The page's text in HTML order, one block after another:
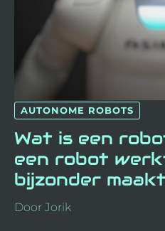
AUTONOME ROBOTS
Wat is een
een robot
bijzonder maakt
Door Jorik